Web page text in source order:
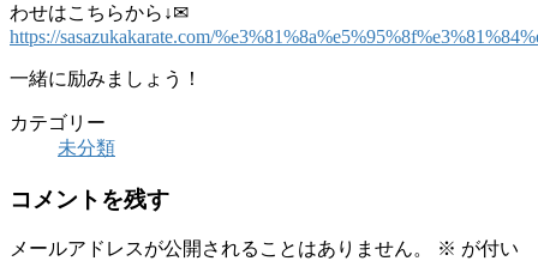
わせはこちらから↓✉︎
https://sasazukakarate.com/
一緒に励みましょう！
カテゴリー
未分類
コメントを残す
メールアドレスが公開されることはありません。 ※ が付い